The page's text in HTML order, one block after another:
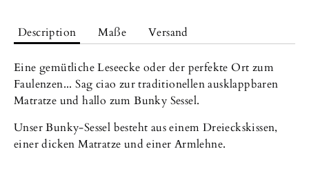
Description Maße Versand
Eine gemütliche Leseecke oder der perfekte Ort zum
Faulenzen... Sag ciao zur traditionellen ausklappbaren
Matratze und hallo zum Bunky Sessel.
Unser Bunky-Sessel besteht aus einem Dreieckskissen,
einer dicken Matratze und einer Armlehne.